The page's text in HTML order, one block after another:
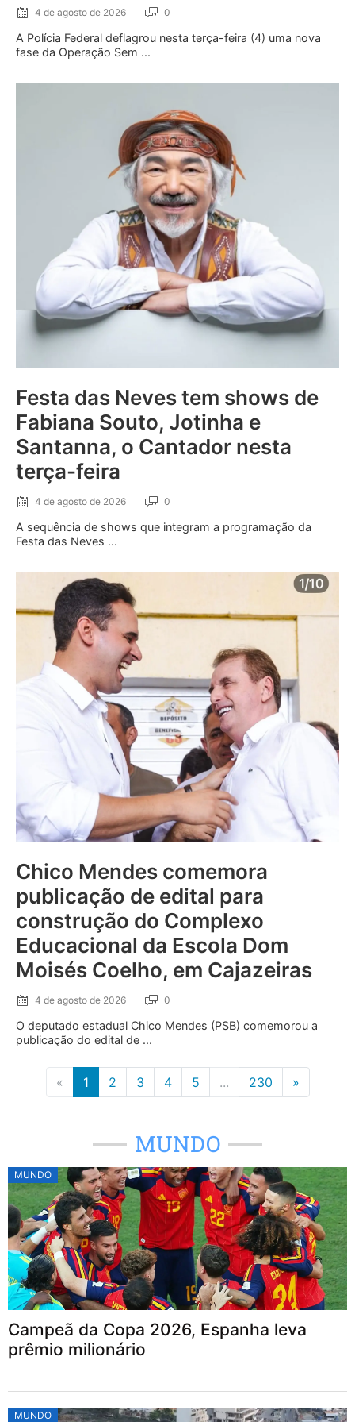
4 de agosto de 2026 0
A Polícia Federal deflagrou nesta terça-feira (4) uma nova
fase da Operação Sem ...
Festa das Neves tem shows de
Fabiana Souto, Jotinha e
Santanna, o Cantador nesta
terça-feira
4 de agosto de 2026 0
A sequência de shows que integram a programação da
Festa das Neves ...
Chico Mendes comemora
publicação de edital para
construção do Complexo
Educacional da Escola Dom
Moisés Coelho, em Cajazeiras
4 de agosto de 2026 0
O deputado estadual Chico Mendes (PSB) comemorou a
publicação do edital de ...
« 1 2 3 4 5 ... 230 »
MUNDO
MUNDO
Campeã da Copa 2026, Espanha leva
prêmio milionário
MUNDO